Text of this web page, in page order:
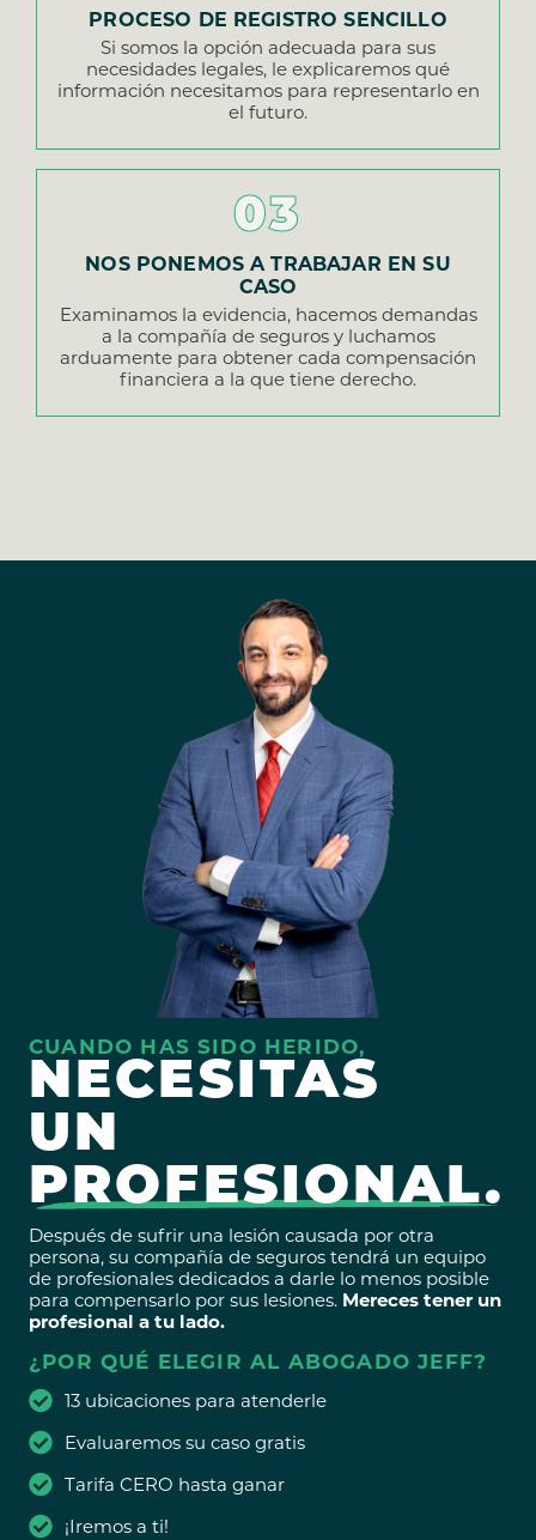
PROCESO DE REGISTRO SENCILLO
Si somos la opción adecuada para sus
necesidades legales, le explicaremos qué
información necesitamos para representarlo en
el futuro.
03
NOS PONEMOS A TRABAJAR EN SU
CASO
Examinamos la evidencia, hacemos demandas
a la compañía de seguros y luchamos
arduamente para obtener cada compensación
financiera a la que tiene derecho.
CUANDO HAS SIDO HERIDO,
NECESITAS
UN
PROFESIONAL.
Después de sufrir una lesión causada por otra
persona, su compañía de seguros tendrá un equipo
de profesionales dedicados a darle lo menos posible
para compensarlo por sus lesiones. Mereces tener un
profesional a tu lado.
¿POR QUÉ ELEGIR AL ABOGADO JEFF?
13 ubicaciones para atenderle
Evaluaremos su caso gratis
Tarifa CERO hasta ganar
¡Iremos a ti!